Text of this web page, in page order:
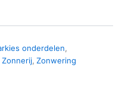
onderdelen,
Zonnerij, Zonwering